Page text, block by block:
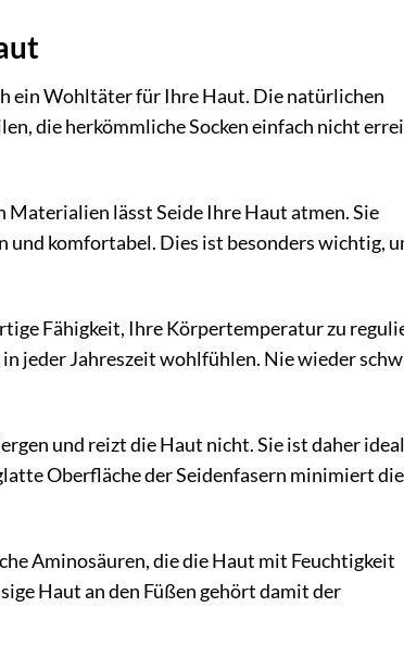
ein Wohltäter für Ihre Haut. Die natürlichen
die herkömmliche Socken einfach nicht
Materialien lässt Seide Ihre Haut atmen. Sie
komfortabel. Dies ist besonders wichtig,
Fähigkeit, Ihre Körpertemperatur zu
jeder Jahreszeit wohlfühlen. Nie wieder
und reizt die Haut nicht. Sie ist daher
Oberfläche der Seidenfasern minimiert die
Aminosäuren, die die Haut mit Feuchtigkeit
Haut an den Füßen gehört damit der